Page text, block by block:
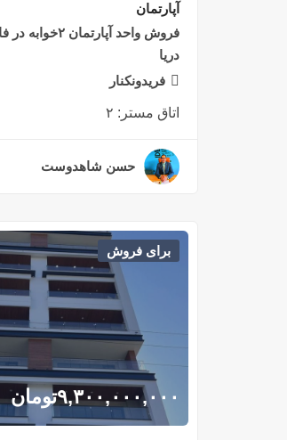
آپارتمان
دریا
فریدونکنار
اتاق مستر: ۲
حسن شاهدوست
برای فروش
۹,۳۰۰,۰۰۰,۰۰۰تومان